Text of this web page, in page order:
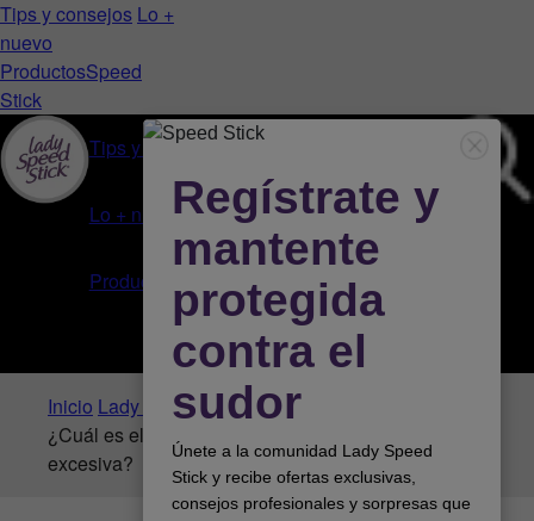
Tips y consejos Lo +
nuevo
ProductosSpeed
Stick
Tips y consejos
Lo + nuevo
Productos
Inicio Lady Hacks
¿Cuál es el mejor desodorante para la sudoración
excesiva?